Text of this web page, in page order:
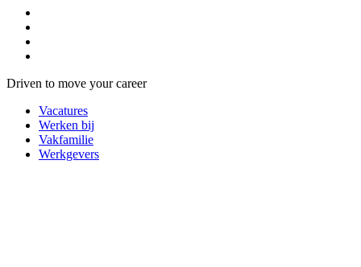
Driven to move your career
Vacatures
Werken bij
Vakfamilie
Werkgevers